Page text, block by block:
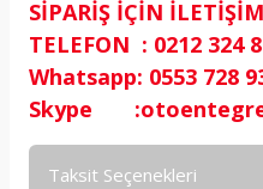
SİPARİŞ İÇİN
TELEFON : 0212 324
Whatsapp: 0553 728
Skype
Taksit Seçenekleri